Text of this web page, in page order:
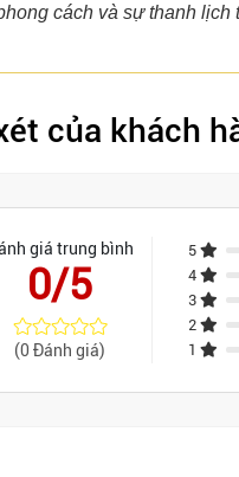
cách và sự thanh lịch
của khách
giá trung bình
0/5
(0 Đánh giá)
5
4
3
2
1